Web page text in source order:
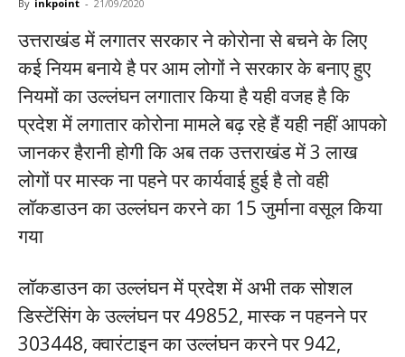
By inkpoint - 21/09/2020
उत्तराखंड में लगातर सरकार ने कोरोना से बचने के लिए
कई नियम बनाये है पर आम लोगों ने सरकार के बनाए हुए
नियमों का उल्लंघन लगातार किया है यही वजह है कि
प्रदेश में लगातार कोरोना मामले बढ़ रहे हैं यही नहीं आपको
जानकर हैरानी होगी कि अब तक उत्तराखंड में 3 लाख
लोगों पर मास्क ना पहने पर कार्यवाई हुई है तो वही
लाॅकडाउन का उल्लंघन करने का 15 जुर्माना वसूल किया
गया
लाॅकडाउन का उल्लंघन में प्रदेश में अभी तक सोशल
डिस्टेंसिंग के उल्लंघन पर 49852, मास्क न पहनने पर
303448, क्वारंटाइन का उल्लंघन करने पर 942,